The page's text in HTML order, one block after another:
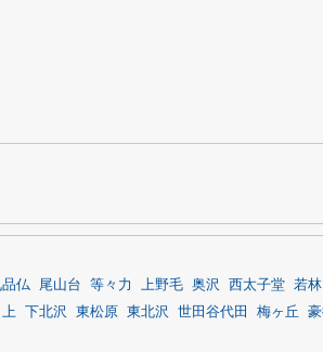
品仏 尾山台 等々力 上野毛 奥沢 西太子堂 若林
下北沢 東松原 東北沢 世田谷代田 梅ヶ丘